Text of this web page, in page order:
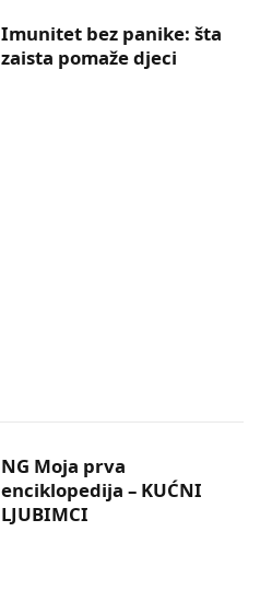
Imunitet bez panike: šta
zaista pomaže djeci
NG Moja prva
enciklopedija – KUĆNI
LJUBIMCI